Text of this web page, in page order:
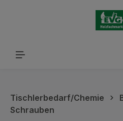
Tischlerbedarf/Chemie
Schrauben